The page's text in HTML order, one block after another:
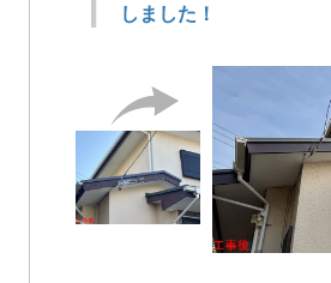
しました！